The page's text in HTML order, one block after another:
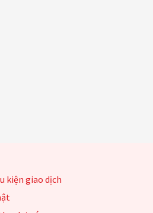
kiện giao dịch